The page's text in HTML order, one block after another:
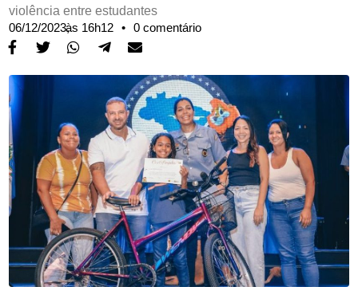
violência entre estudantes
06/12/2023,às 16h12 • 0 comentário